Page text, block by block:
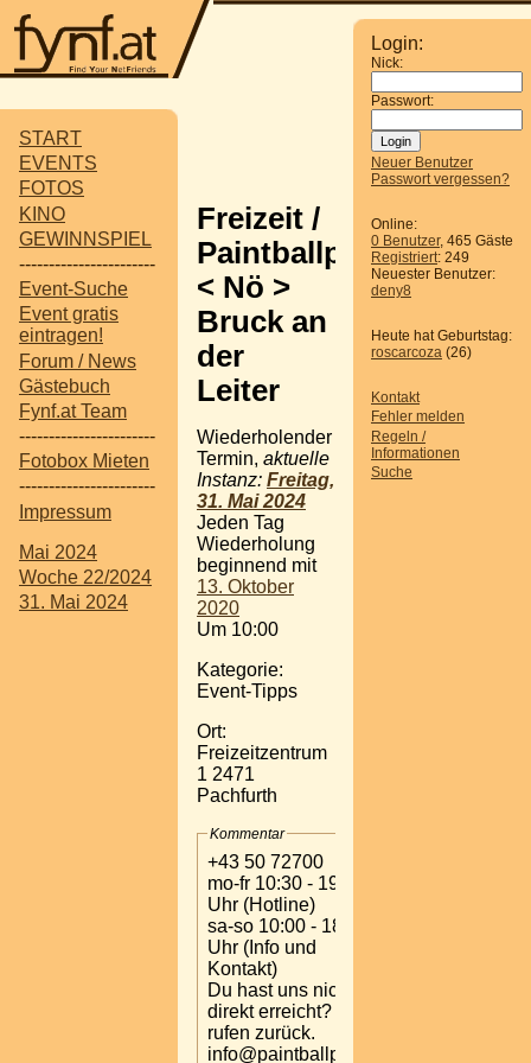
START
EVENTS
FOTOS
KINO
GEWINNSPIEL
-----------------------
Event-Suche
Event gratis
eintragen!
Forum / News
Gästebuch
Fynf.at Team
-----------------------
Fotobox Mieten
-----------------------
Impressum
Mai 2024
Woche 22/2024
31. Mai 2024
Login:
Nick:
Passwort:
Neuer Benutzer
Passwort vergessen?
Online:
0 Benutzer, 465 Gäste
Registriert: 249
Neuester Benutzer:
deny8
Heute hat Geburtstag:
roscarcoza (26)
Kontakt
Fehler melden
Regeln /
Informationen
Suche
Freizeit /
Paintballpark
< Nö >
Bruck an
der
Leiter
Wiederholender
Termin, aktuelle
Instanz: Freitag,
31. Mai 2024
Jeden Tag
Wiederholung
beginnend mit
13. Oktober
2020
Um 10:00
Kategorie:
Event-Tipps
Ort:
Freizeitzentrum
1 2471
Pachfurth
Kommentar
+43 50 72700
mo-fr 10:30 - 19:00
Uhr (Hotline)
sa-so 10:00 - 18:00
Uhr (Info und
Kontakt)
Du hast uns nicht
direkt erreicht? Wir
rufen zurück.
info@paintballpark-